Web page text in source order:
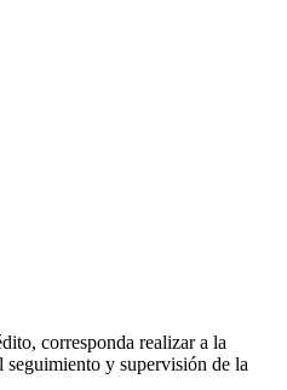
corresponda realizar a la
y supervisión de la